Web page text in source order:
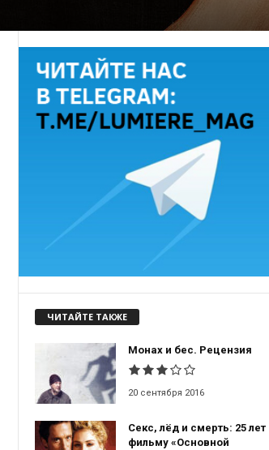
ЧИТАЙТЕ ТАКЖЕ
Монах и бес. Рецензия
20 сентября 2016
Секс, лёд и смерть: 25 лет
фильму «Основной